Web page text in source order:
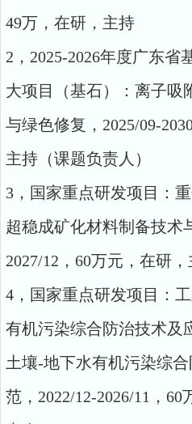
49万，在研，主持
2，2025-2026年度广东省
大项目（基石）：离子吸
与绿色修复，2025/09-
主持（课题负责人）
3，国家重点研发项目：
超稳成矿化材料制备技术
2027/12，60万元，在研
4，国家重点研发项目：
有机污染综合防治技术
土壤-地下水有机污染综
范，2022/12-2026/11，